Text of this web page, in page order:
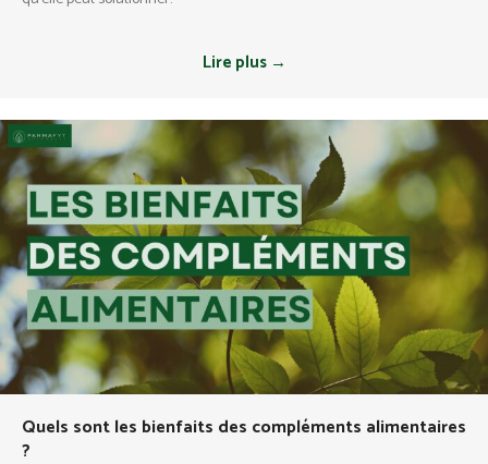
Lire plus →
Quels sont les bienfaits des compléments alimentaires
?